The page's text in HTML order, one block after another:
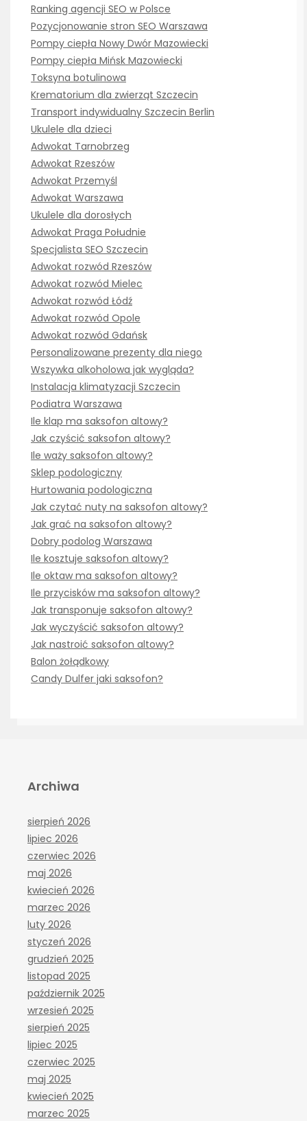
Ranking agencji SEO w Polsce
Pozycjonowanie stron SEO Warszawa
Pompy ciepła Nowy Dwór Mazowiecki
Pompy ciepła Mińsk Mazowiecki
Toksyna botulinowa
Krematorium dla zwierząt Szczecin
Transport indywidualny Szczecin Berlin
Ukulele dla dzieci
Adwokat Tarnobrzeg
Adwokat Rzeszów
Adwokat Przemyśl
Adwokat Warszawa
Ukulele dla dorosłych
Adwokat Praga Południe
Specjalista SEO Szczecin
Adwokat rozwód Rzeszów
Adwokat rozwód Mielec
Adwokat rozwód Łódź
Adwokat rozwód Opole
Adwokat rozwód Gdańsk
Personalizowane prezenty dla niego
Wszywka alkoholowa jak wygląda?
Instalacja klimatyzacji Szczecin
Podiatra Warszawa
Ile klap ma saksofon altowy?
Jak czyścić saksofon altowy?
Ile waży saksofon altowy?
Sklep podologiczny
Hurtowania podologiczna
Jak czytać nuty na saksofon altowy?
Jak grać na saksofon altowy?
Dobry podolog Warszawa
Ile kosztuje saksofon altowy?
Ile oktaw ma saksofon altowy?
Ile przycisków ma saksofon altowy?
Jak transponuje saksofon altowy?
Jak wyczyścić saksofon altowy?
Jak nastroić saksofon altowy?
Balon żołądkowy
Candy Dulfer jaki saksofon?
Archiwa
sierpień 2026
lipiec 2026
czerwiec 2026
maj 2026
kwiecień 2026
marzec 2026
luty 2026
styczeń 2026
grudzień 2025
listopad 2025
październik 2025
wrzesień 2025
sierpień 2025
lipiec 2025
czerwiec 2025
maj 2025
kwiecień 2025
marzec 2025